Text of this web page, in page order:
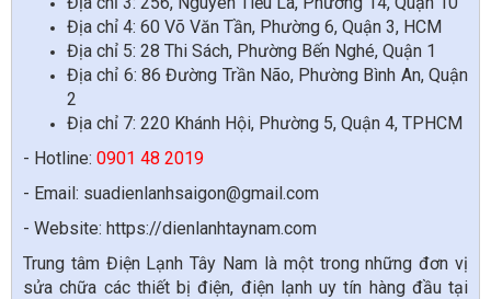
Địa chỉ 4: 60 Võ Văn Tần, Phường 6, Quận 3, HCM
Địa chỉ 5: 28 Thi Sách, Phường Bến Nghé, Quận 1
Địa chỉ 6: 86 Đường Trần Não, Phường Bình An, Quận
2
Địa chỉ 7: 220 Khánh Hội, Phường 5, Quận 4, TPHCM
- Hotline: 0901 48 2019
- Email: suadienlanhsaigon@gmail.com
- Website: https://dienlanhtaynam.com
Trung tâm Điện Lạnh Tây Nam là một trong những đơn vị
sửa chữa các thiết bị điện, điện lạnh uy tín hàng đầu tại